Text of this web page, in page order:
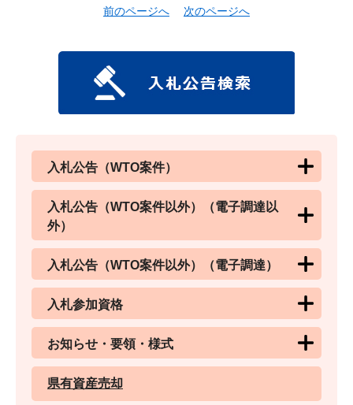
前のページへ 次のページへ
入札公告（WTO案件）
入札公告（WTO案件以外）（電子調達以
外）
入札公告（WTO案件以外）（電子調達）
入札参加資格
お知らせ・要領・様式
県有資産売却